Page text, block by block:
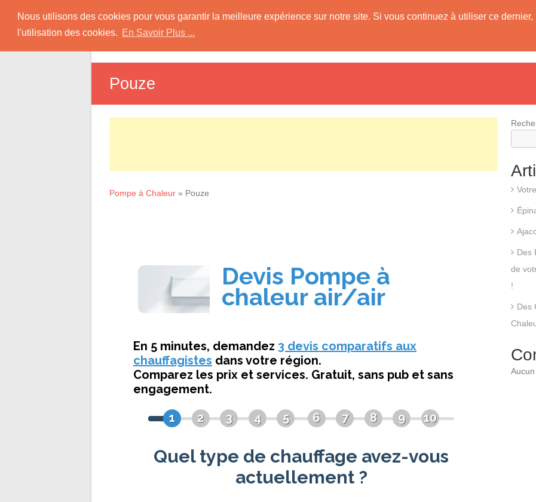
Nous utilisons des cookies pour vous garantir la meilleure expérience sur notre site. Si vous continuez à utiliser ce
l'utilisation des cookies. En Savoir Plus ...
content
Pompe à Chaleur
Informations sur les Pompes à Chaleur
Pouze
Pompe à Chaleur » Pouze
Des
de
!
Des